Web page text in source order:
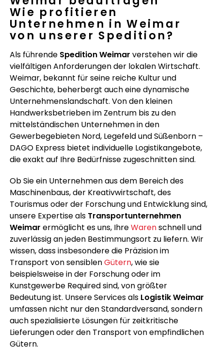
Wie profitieren
Unternehmen in Weimar
von unserer Spedition?
Als führende Spedition Weimar verstehen wir die
vielfältigen Anforderungen der lokalen Wirtschaft.
Weimar, bekannt für seine reiche Kultur und
Geschichte, beherbergt auch eine dynamische
Unternehmenslandschaft. Von den kleinen
Handwerksbetrieben im Zentrum bis zu den
mittelständischen Unternehmen in den
Gewerbegebieten Nord, Legefeld und Süßenborn –
DAGO Express bietet individuelle Logistikangebote,
die exakt auf Ihre Bedürfnisse zugeschnitten sind.
Ob Sie ein Unternehmen aus dem Bereich des
Maschinenbaus, der Kreativwirtschaft, des
Tourismus oder der Forschung und Entwicklung sind,
unsere Expertise als Transportunternehmen
Weimar ermöglicht es uns, IhreWarenschnell und
zuverlässig an jeden Bestimmungsort zu liefern. Wir
wissen, dass insbesondere die Präzision im
Transport von sensiblenGütern, wie sie
beispielsweise in der Forschung oder im
Kunstgewerbe Required sind, von größter
Bedeutung ist. Unsere Services als Logistik Weimar
umfassen nicht nur den Standardversand, sondern
auch spezialisierte Lösungen für zeitkritische
Lieferungen oder den Transport von empfindlichen
Gütern.